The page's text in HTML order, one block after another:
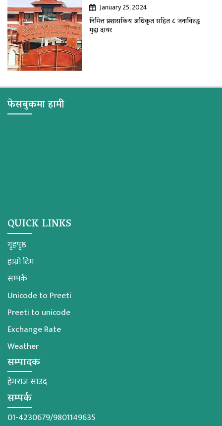
January 25, 2024
निमित्त प्रशासकिय अधिकृत सहित ८ जनाविरुद्ध
मुद्दा दायर
फेसबुकमा हामी
QUICK LINKS
गृहपृष्ठ
हाम्रो टिम
सम्पर्क
Unicode to Preeti
Preeti to unicode
Exchange Rate
Weather
सम्पादक
हेमराज साउद
सम्पर्क
01-4230679/9801149635